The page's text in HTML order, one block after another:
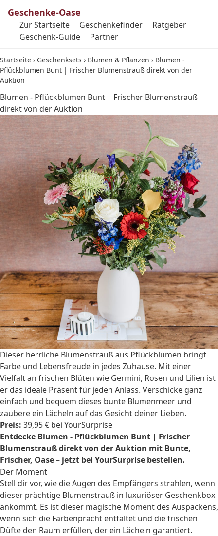
Geschenke-Oase
Zur Startseite Geschenkefinder
Ratgeber
Geschenk-Guide
Partner
Startseite › Geschenksets › Blumen & Pflanzen › Blumen -
Pflückblumen Bunt | Frischer Blumenstrauß direkt von der
Auktion
Blumen - Pflückblumen Bunt | Frischer Blumenstrauß
direkt von der Auktion
Dieser herrliche Blumenstrauß aus Pflückblumen bringt
Farbe und Lebensfreude in jedes Zuhause. Mit einer
Vielfalt an frischen Blüten wie Germini, Rosen und Lilien ist
er das ideale Präsent für jeden Anlass. Verschicke ganz
einfach und bequem dieses bunte Blumenmeer und
zaubere ein Lächeln auf das Gesicht deiner Lieben.
Preis: 39,95 € bei YourSurprise
Entdecke Blumen - Pflückblumen Bunt | Frischer
Blumenstrauß direkt von der Auktion mit Bunte,
Frischer, Oase – jetzt bei YourSurprise bestellen.
Der Moment
Stell dir vor, wie die Augen des Empfängers strahlen, wenn
dieser prächtige Blumenstrauß in luxuriöser Geschenkbox
ankommt. Es ist dieser magische Moment des Auspackens,
wenn sich die Farbenpracht entfaltet und die frischen
Düfte den Raum erfüllen, der ein Lächeln garantiert.